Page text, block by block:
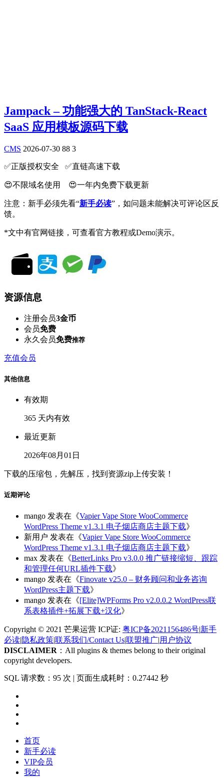
Jampack – 功能强大的 TanStack-React
SaaS 应用模板源码下载
CMS 2026-07-30 88 3
✅️正版授权安全 ✅️直链高速下载
😍不限域名使用 😍一年内免费下载更新
注意：新手必须先看“新手必读”，如问题未能解决可评论区反
馈。
*文中有官网链接，可查看官方教程或Demo演示。
资源信息
注册会员3金币
会员免费
永久会员免费推荐
充值会员
其他信息
有效期
365 天内有效
最近更新
2026年08月01日
下载的压缩包，先解压，找到资源zip上传安装！
近期评论
mango 发表在《Vapier Vape Store WooCommerce
WordPress Theme v1.3.1 电子烟店商店主题下载》
新用户 发表在《Vapier Vape Store WooCommerce
WordPress Theme v1.3.1 电子烟店商店主题下载》
max 发表在《BetterLinks Pro v3.0.0 推广链接缩短、跟踪
和管理任何URL插件下载》
mango 发表在《Finovate v25.0 – 财务顾问和业务咨询
WordPress主题下载》
mango 发表在《[Elite]WPForms Pro v2.0.0.2 WordPress联
系表格插件+拓展下载+汉化》
Copyright © 2021 芒果运营 ICP证: 粤ICP备2021156486号|新手
必读|隐私政策|联系我们/Contact Us|联盟推广|用户协议
DISCLAIMER ：All plugins & themes belong to their original
copyright developers.
SQL 请求数：95 次 | 页面生成耗时：0.27442 秒
首页
新手必读
VIP会员
我的